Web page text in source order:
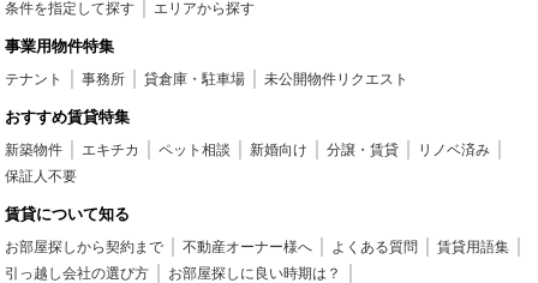
条件を指定して探す エリアから探す
事業用物件特集
テナント 事務所 貸倉庫・駐車場 未公開物件リクエスト
おすすめ賃貸特集
新築物件 エキチカ ペット相談 新婚向け 分譲・賃貸
リノベ済み
保証人不要
賃貸について知る
お部屋探しから契約まで 不動産オーナー様へ よくある質問
賃貸用語集
引っ越し会社の選び方
お部屋探しに良い時期は？